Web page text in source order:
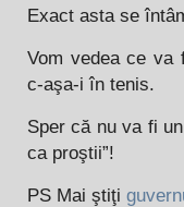
Exact asta se
Vom vedea ce va
c-aşa-i în tenis.
Sper că nu va fi
ca proştii”!
PS Mai ştiţi